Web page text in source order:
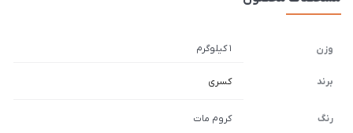
وزن 1 کیلوگرم
برند کسری
رنگ کروم مات